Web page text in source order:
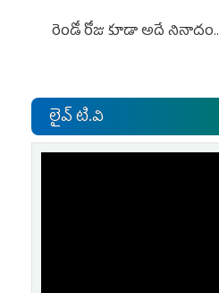
రెండో రోజు కూడా అదే నినాదం..
లైవ్ టి.వి